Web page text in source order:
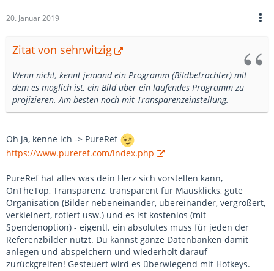
20. Januar 2019
Zitat von sehrwitzig
Wenn nicht, kennt jemand ein Programm (Bildbetrachter) mit
dem es möglich ist, ein Bild über ein laufendes Programm zu
projizieren. Am besten noch mit Transparenzeinstellung.
Oh ja, kenne ich -> PureRef
https://www.pureref.com/index.php
PureRef hat alles was dein Herz sich vorstellen kann,
OnTheTop, Transparenz, transparent für Mausklicks, gute
Organisation (Bilder nebeneinander, übereinander, vergrößert,
verkleinert, rotiert usw.) und es ist kostenlos (mit
Spendenoption) - eigentl. ein absolutes muss für jeden der
Referenzbilder nutzt. Du kannst ganze Datenbanken damit
anlegen und abspeichern und wiederholt darauf
zurückgreifen! Gesteuert wird es überwiegend mit Hotkeys.